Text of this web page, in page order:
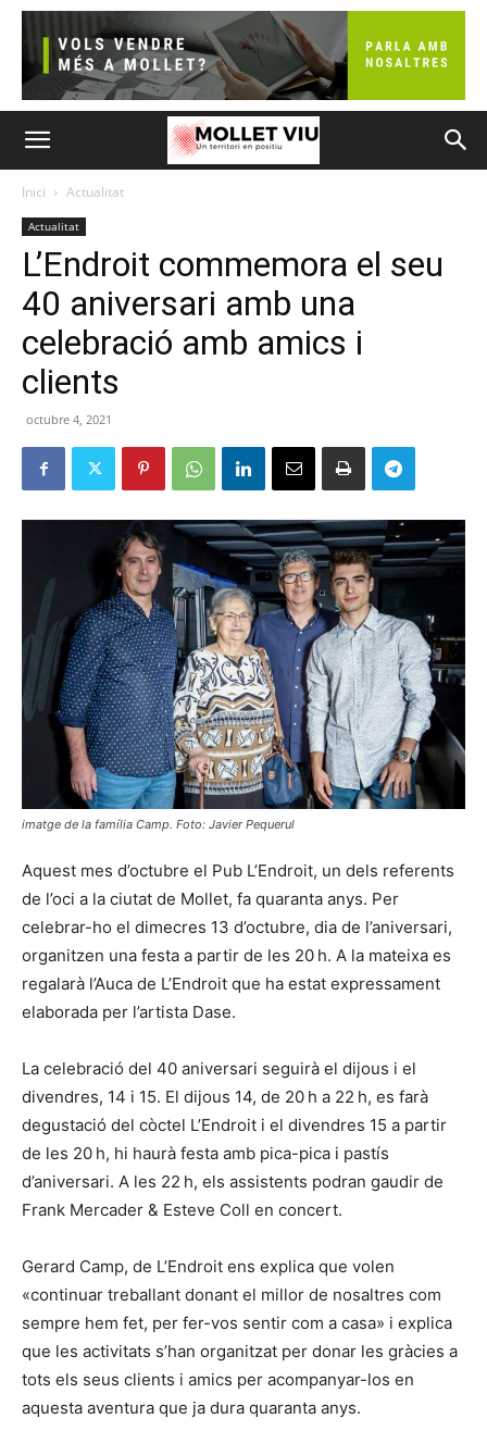
Inici Actualitat
Actualitat
L’Endroit commemora el seu
40 aniversari amb una
celebració amb amics i
clients
octubre 4, 2021
imatge de la família Camp. Foto: Javier Pequerul
Aquest mes d’octubre el Pub L’Endroit, un dels referents
de l’oci a la ciutat de Mollet, fa quaranta anys. Per
celebrar-ho el dimecres 13 d’octubre, dia de l’aniversari,
organitzen una festa a partir de les 20 h. A la mateixa es
regalarà l’Auca de L’Endroit que ha estat expressament
elaborada per l’artista Dase.
La celebració del 40 aniversari seguirà el dijous i el
divendres, 14 i 15. El dijous 14, de 20 h a 22 h, es farà
degustació del còctel L’Endroit i el divendres 15 a partir
de les 20 h, hi haurà festa amb pica-pica i pastís
d’aniversari. A les 22 h, els assistents podran gaudir de
Frank Mercader & Esteve Coll en concert.
Gerard Camp, de L’Endroit ens explica que volen
«continuar treballant donant el millor de nosaltres com
sempre hem fet, per fer-vos sentir com a casa» i explica
que les activitats s’han organitzat per donar les gràcies a
tots els seus clients i amics per acompanyar-los en
aquesta aventura que ja dura quaranta anys.